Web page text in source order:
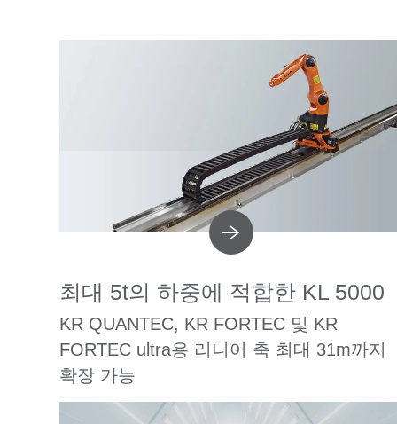
최대 5t의 하중에 적합한 KL 5000
KR QUANTEC, KR FORTEC 및 KR
FORTEC ultra용 리니어 축 최대 31m까지
확장 가능